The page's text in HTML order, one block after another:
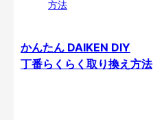
かんたん DAIKEN DIY
丁番らくらく取り換え方法